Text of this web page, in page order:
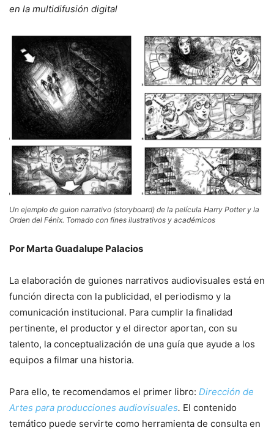
en la multidifusión digital
Un ejemplo de guion narrativo (storyboard) de la película Harry Potter y la
Orden del Fénix. Tomado con fines ilustrativos y académicos
Por Marta Guadalupe Palacios
La elaboración de guiones narrativos audiovisuales está en
función directa con la publicidad, el periodismo y la
comunicación institucional. Para cumplir la finalidad
pertinente, el productor y el director aportan, con su
talento, la conceptualización de una guía que ayude a los
equipos a filmar una historia.
Para ello, te recomendamos el primer libro: Dirección de
Artes para producciones audiovisuales. El contenido
temático puede servirte como herramienta de consulta en